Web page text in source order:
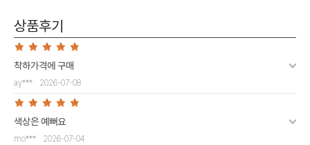
상품후기
착하가격에 구매
ay*** 2026-07-08
색상은 예뻐요
mo*** 2026-07-04